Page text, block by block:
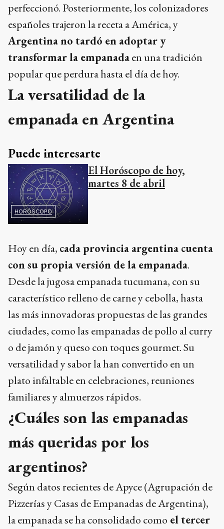
perfeccionó. Posteriormente, los colonizadores
españoles trajeron la receta a América, y
Argentina no tardó en adoptar y
transformar la empanadaen una tradición
popular que perdura hasta el día de hoy.
La versatilidad de la
empanada en Argentina
Puede interesarte
HORÓSCOPO
El Horóscopo de hoy,
martes 8 de abril
Hoy en día, cada provincia argentina cuenta
con su propia versión de la empanada.
Desde la jugosa empanada tucumana, con su
característico relleno de carne y cebolla, hasta
las más innovadoras propuestas de las grandes
ciudades, como las empanadas de pollo al curry
o de jamón y queso con toques gourmet. Su
versatilidad y sabor la han convertido en un
plato infaltable en celebraciones, reuniones
familiares y almuerzos rápidos.
¿Cuáles son las empanadas
más queridas por los
argentinos?
Según datos recientes de Apyce (Agrupación de
Pizzerías y Casas de Empanadas de Argentina),
la empanada se ha consolidado como el tercer